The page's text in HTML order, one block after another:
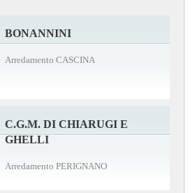
BONANNINI
Arredamento CASCINA
C.G.M. DI CHIARUGI E
GHELLI
Arredamento PERIGNANO